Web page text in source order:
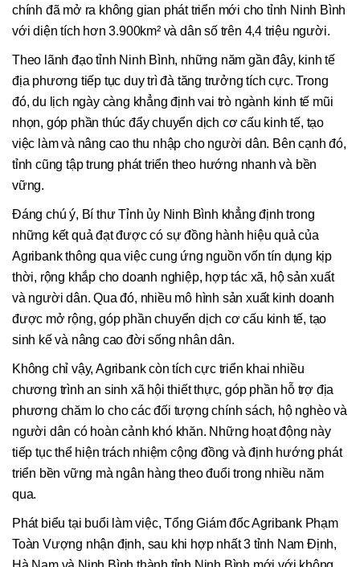
chính đã mở ra không gian phát triển mới cho tỉnh Ninh Bình
với diện tích hơn 3.900km² và dân số trên 4,4 triệu người.
Theo lãnh đạo tỉnh Ninh Bình, những năm gần đây, kinh tế
địa phương tiếp tục duy trì đà tăng trưởng tích cực. Trong
đó, du lịch ngày càng khẳng định vai trò ngành kinh tế mũi
nhọn, góp phần thúc đẩy chuyển dịch cơ cấu kinh tế, tạo
việc làm và nâng cao thu nhập cho người dân. Bên cạnh đó,
tỉnh cũng tập trung phát triển theo hướng nhanh và bền
vững.
Đáng chú ý, Bí thư Tỉnh ủy Ninh Bình khẳng định trong
những kết quả đạt được có sự đồng hành hiệu quả của
Agribank thông qua việc cung ứng nguồn vốn tín dụng kịp
thời, rộng khắp cho doanh nghiệp, hợp tác xã, hộ sản xuất
và người dân. Qua đó, nhiều mô hình sản xuất kinh doanh
được mở rộng, góp phần chuyển dịch cơ cấu kinh tế, tạo
sinh kế và nâng cao đời sống nhân dân.
Không chỉ vậy, Agribank còn tích cực triển khai nhiều
chương trình an sinh xã hội thiết thực, góp phần hỗ trợ địa
phương chăm lo cho các đối tượng chính sách, hộ nghèo và
người dân có hoàn cảnh khó khăn. Những hoạt động này
tiếp tục thể hiện trách nhiệm cộng đồng và định hướng phát
triển bền vững mà ngân hàng theo đuổi trong nhiều năm
qua.
Phát biểu tại buổi làm việc, Tổng Giám đốc Agribank Phạm
Toàn Vượng nhận định, sau khi hợp nhất 3 tỉnh Nam Định,